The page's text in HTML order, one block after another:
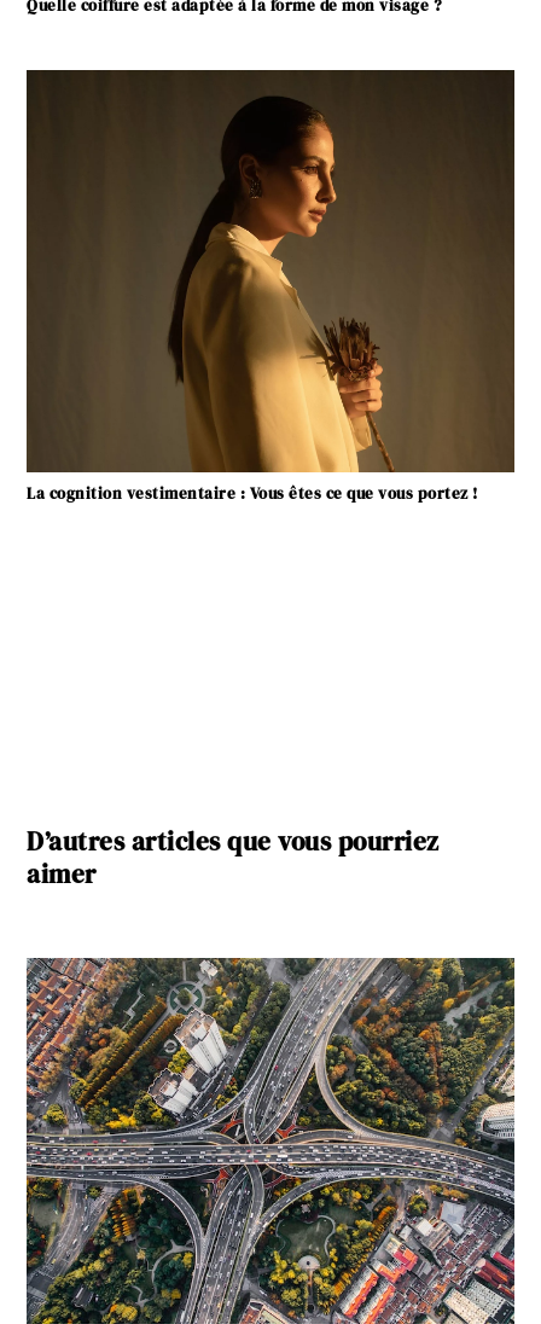
Quelle coiffure est adaptée à la forme de mon visage ?
La cognition vestimentaire : Vous êtes ce que vous portez !
D’autres articles que vous pourriez
aimer